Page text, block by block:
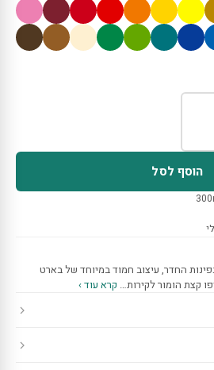
הוסף לסל
החדר, עיצוב חמוד במיוחד של בארט
קצת הומור לקירות… קרא עוד ›